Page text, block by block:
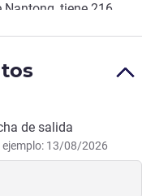
Nantong, tiene 216
durante sus
de salida
ejemplo: 13/08/2026